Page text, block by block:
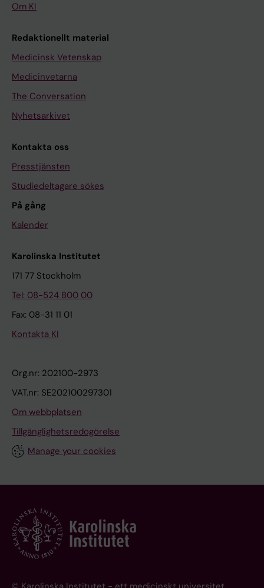
Om KI
Redaktionellt material
Medicinsk Vetenskap
Medicinvetarna
The Conversation
Nyhetsarkivet
Kontakta oss
Presstjänsten
Studiedeltagare sökes
På gång
Kalender
Karolinska Institutet
171 77 Stockholm
Tel: 08-524 800 00
Fax: 08-31 11 01
Kontakta KI
Org.nr: 202100-2973
VAT.nr: SE202100297301
Om webbplatsen
Tillgänglighetsredogörelse
Manage your cookies